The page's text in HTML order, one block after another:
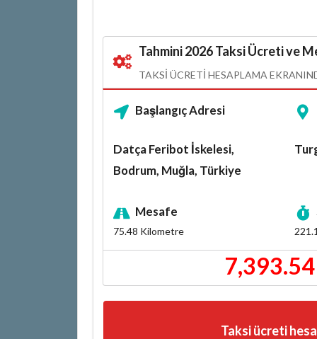
Tahmini 2026 Taksi Ücreti ve
TAKSI ÜCRETI HESAPLAMA
Başlangıç Adresi
Datça Feribot İskelesi,
Bodrum, Muğla, Türkiye
Mesafe
75.48 Kilometre
Taksi ücreti